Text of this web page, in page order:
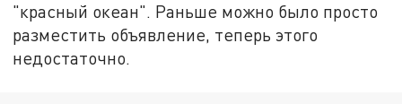
"красный океан". Раньше можно было просто
разместить объявление, теперь этого
недостаточно.